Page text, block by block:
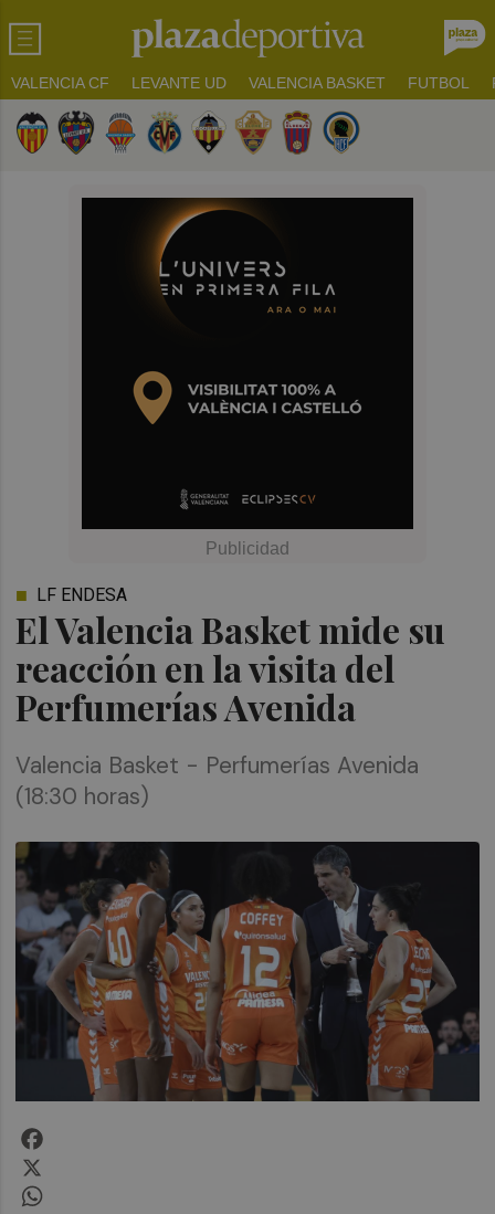
VALENCIA CF LEVANTE UD VALENCIA BASKET FUTBOL
El Valencia Basket mide su
reacción en la visita del
Perfumerías Avenida
LF ENDESA
Valencia Basket - Perfumerías Avenida
(18:30 horas)